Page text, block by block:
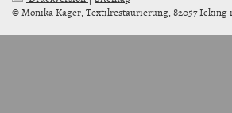
© Monika Kager, Textilrestaurierung, 82057 Icking